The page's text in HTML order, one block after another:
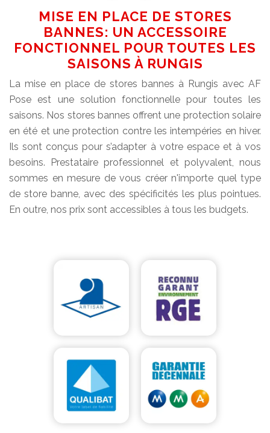
MISE EN PLACE DE STORES
BANNES: UN ACCESSOIRE
FONCTIONNEL POUR TOUTES LES
SAISONS À RUNGIS
La mise en place de stores bannes à Rungis avec AF
Pose est une solution fonctionnelle pour toutes les
saisons. Nos stores bannes offrent une protection solaire
en été et une protection contre les intempéries en hiver.
Ils sont conçus pour s’adapter à votre espace et à vos
besoins. Prestataire professionnel et polyvalent, nous
sommes en mesure de vous créer n'importe quel type
de store banne, avec des spécificités les plus pointues.
En outre, nos prix sont accessibles à tous les budgets.